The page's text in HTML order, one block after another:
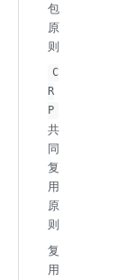
包
原
则
C
R
P
共
同
复
用
原
则
复
用